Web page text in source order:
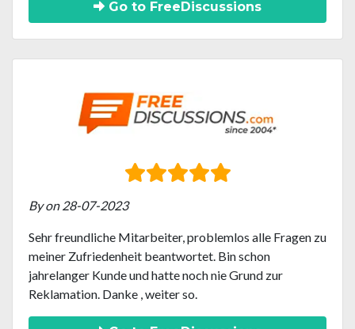
Go to FreeDiscussions
By on 28-07-2023
Sehr freundliche Mitarbeiter, problemlos alle Fragen zu
meiner Zufriedenheit beantwortet. Bin schon
jahrelanger Kunde und hatte noch nie Grund zur
Reklamation. Danke , weiter so.